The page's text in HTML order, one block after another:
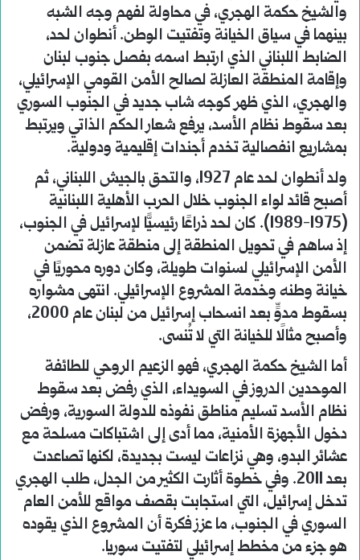
والشيخ حكمة الهجري، في محاولة لفهم وجه الشبه
بينهما في سياق الخيانة وتفتيت الوطن. أنطوان لحد،
الضابط اللبناني الذي ارتبط اسمه بفصل جنوب لبنان
وإقامة المنطقة العازلة لصالح الأمن القومي الإسرائيلي،
والهجري، الذي ظهر كوجه شاب جديد في الجنوب السوري
بعد سقوط نظام الأسد، يرفع شعار الحكم الذاتي ويرتبط
بمشاريع انفصالية تخدم أجندات إقليمية ودولية.
ولد أنطوان لحد عام 1927، والتحق بالجيش اللبناني، ثم
أصبح قائد لواء الجنوب خلال الحرب الأهلية اللبنانية
(1975-1989). كان لحد ذراعًا رئيسيًّا لإسرائيل في الجنوب،
إذ ساهم في تحويل المنطقة إلى منطقة عازلة تضمن
الأمن الإسرائيلي لسنوات طويلة، وكان دوره محوريًا في
خيانة وطنه وخدمة المشروع الإسرائيلي. انتهى مشواره
بسقوط مدوٍّ بعد انسحاب إسرائيل من لبنان عام 2000،
وأصبح مثالًا للخيانة التي لا تُنسى.
أما الشيخ حكمة الهجري، فهو الزعيم الروحي للطائفة
الموحدين الدروز في السويداء، الذي رفض بعد سقوط
نظام الأسد تسليم مناطق نفوذه للدولة السورية، ورفض
دخول الأجهزة الأمنية، مما أدى إلى اشتباكات مسلحة مع
عشائر البدو، وهي نزاعات ليست بجديدة، لكنها تصاعدت
بعد 2011. وفي خطوة أثارت الكثير من الجدل، طلب الهجري
تدخل إسرائيل، التي استجابت بقصف مواقع للأمن العام
السوري في الجنوب، ما عزز فكرة أن المشروع الذي يقوده
هو جزء من مخطط إسرائيلي لتفتيت سوريا.